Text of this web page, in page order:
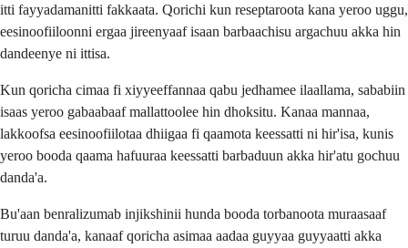
itti fayyadamanitti fakkaata. Qorichi kun reseptaroota kana yeroo uggu,
eesinoofiiloonni ergaa jireenyaaf isaan barbaachisu argachuu akka hin
dandeenye ni ittisa.
Kun qoricha cimaa fi xiyyeeffannaa qabu jedhamee ilaallama, sababiin
isaas yeroo gabaabaaf mallattoolee hin dhoksitu. Kanaa mannaa,
lakkoofsa eesinoofiilotaa dhiigaa fi qaamota keessatti ni hir'isa, kunis
yeroo booda qaama hafuuraa keessatti barbaduun akka hir'atu gochuu
danda'a.
Bu'aan benralizumab injikshinii hunda booda torbanoota muraasaaf
turuu danda'a, kanaaf qoricha asimaa aadaa guyyaa guyyaatti akka